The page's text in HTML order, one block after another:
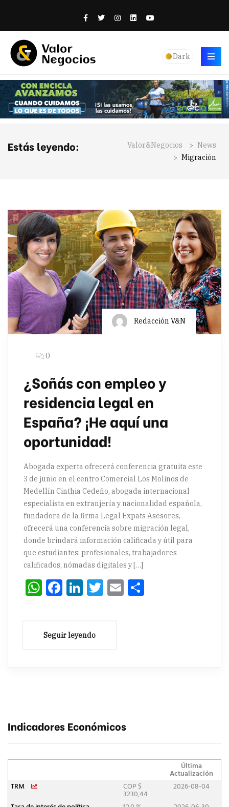
Dark
Estás leyendo: Valor&Negocios > News
> Migración
Redacción V&N
0
¿Soñás con empleo y
residencia legal en
España? ¡He aquí una
oportunidad!
Abogada experta ofrecerá conferencia gratuita este
3 de junio en el centro Comercial Los Molinos de
Medellín Cinthia Cedeño, abogada internacional
especialista en extranjería y nacionalidad española,
fundadora de la firma Legal Expats Asesores,
ofrecerá una conferencia sobre migración legal,
donde brindará información calificada y útil para
que estudiantes, profesionales, trabajadores
calificados, nómadas digitales y […]
WhatsApp
Facebook
LinkedIn
Twitter
Email
Indicadores Económicos